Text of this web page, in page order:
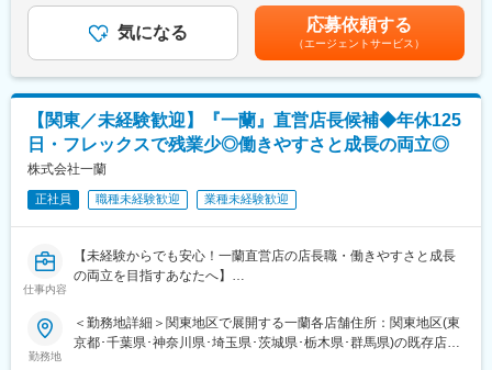
・茨城に密着した幅広い事業を展開しており、創業は明治38年
（1905年）。120年以上の歴史を持ち、長い歴史の中で培った、
地域の信用／信頼と堅固な事業基盤を強みに、時代に合わせた経
客様に支持される事業を展開していきます。
変更の範囲：会社の定める業務
てきたら、一人での施設への定期訪問や営業同行などを行ってい
ただきます。
まずはナリコマの会社のことをしっかりと知っていただき、ナリ
コマの厨房運営について理解してもらうことが一番です。その上
で、独り立ちして顧客の管理がしっかりとできるようになり、既
存顧客先の情報収集や運営見直しの提案ができるようになっても
～3年後～
お一人でアドバイザーの通常業務をこなしていただき、管理職を
ようになっていただきたいです。
食事に関するアドバイスだけでは無く、施設が抱える給食部門全
体の人員不足の問題や、給食部門の収支管理など施設さまに深く
年2回（6月・12月）※半期ごとの会社利益を原資に個人業績に応
じて配分■昇給：年1回（4月）※別途資格手当あり（5,000～
10,000円※規定あり）賃金はあくまでも目安の金額であり、選考
を通じて上下する可能性があります。月給(月額)は固定手当を含め
た表記です。
気になる 応募依頼する
（エージェントサービス）
【関東／未経験歓迎】『一蘭』直営店長候補◆年休125
日・フレックスで残業少◎働きやすさと成長の両立◎
株式会社一蘭
正社員 職種未経験歓迎 業種未経験歓迎
仕事内容
【未経験からでも安心！一蘭直営店の店長職・働きやすさと成長
の両立を目指すあなたへ】
タッフが働きやすい環境を作ることが主な役割です。未経験でも
しっかりとした研修制度があるので安心◎
勤務地
＜勤務地詳細＞関東地区で展開する一蘭各店舗住所：関東地区(東
京都･千葉県･神奈川県･埼玉県･茨城県･栃木県･群馬県)の既存店舗